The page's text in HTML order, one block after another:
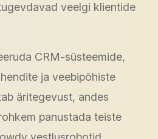
veelgi klientide
CRM-süsteemide,
ja veebipõhiste
äritegevust, andes
panustada teiste